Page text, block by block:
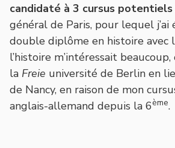
candidaté à 3 cursus potentiels
général de Paris, pour lequel j’ai
double diplôme en histoire avec
l’histoire m’intéressait
la Freie université de Berlin en
de Nancy, en raison de mon
anglais-allemand depuis la 6ème.